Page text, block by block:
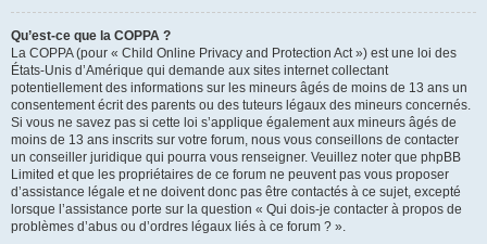
Qu’est-ce que la COPPA ?
La COPPA (pour « Child Online Privacy and Protection Act ») est une loi des
États-Unis d’Amérique qui demande aux sites internet collectant
potentiellement des informations sur les mineurs âgés de moins de 13 ans un
consentement écrit des parents ou des tuteurs légaux des mineurs concernés.
Si vous ne savez pas si cette loi s’applique également aux mineurs âgés de
moins de 13 ans inscrits sur votre forum, nous vous conseillons de contacter
un conseiller juridique qui pourra vous renseigner. Veuillez noter que phpBB
Limited et que les propriétaires de ce forum ne peuvent pas vous proposer
d’assistance légale et ne doivent donc pas être contactés à ce sujet, excepté
lorsque l’assistance porte sur la question « Qui dois-je contacter à propos de
problèmes d’abus ou d’ordres légaux liés à ce forum ? ».